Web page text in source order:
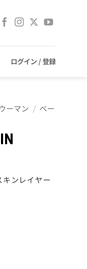
ログイン / 登録
ーマン / ベー
ンレイヤー